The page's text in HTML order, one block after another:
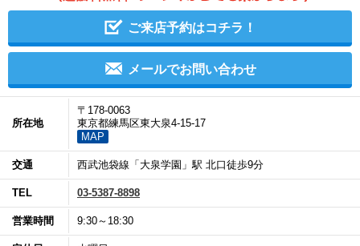
ご来店予約はコチラ！
メールでお問い合わせ
所在地
〒178-0063
東京都練馬区東大泉4-15-17
MAP
交通 西武池袋線「大泉学園」駅 北口徒歩9分
TEL 03-5387-8898
営業時間 9:30～18:30